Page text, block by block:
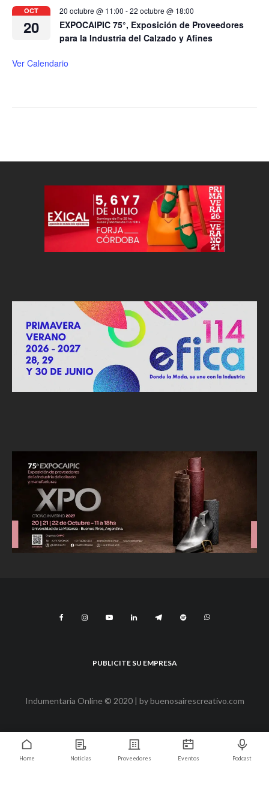
OCT
20
20 octubre @ 11:00 -22 octubre @ 18:00
EXPOCAIPIC 75°, Exposición de Proveedores
para la Industria del Calzado y Afines
Ver Calendario
PUBLICITE SU EMPRESA
Indumentaria Online © 2020 | bybuenosairescreativo.com
Home Noticias Proveedores Eventos Podcast